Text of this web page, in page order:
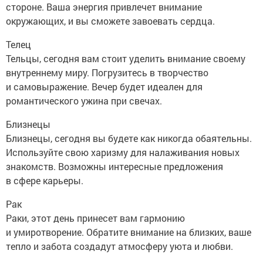
стороне. Ваша энергия привлечет внимание
окружающих, и вы сможете завоевать сердца.
Телец
Тельцы, сегодня вам стоит уделить внимание своему
внутреннему миру. Погрузитесь в творчество
и самовыражение. Вечер будет идеален для
романтического ужина при свечах.
Близнецы
Близнецы, сегодня вы будете как никогда обаятельны.
Используйте свою харизму для налаживания новых
знакомств. Возможны интересные предложения
в сфере карьеры.
Рак
Раки, этот день принесет вам гармонию
и умиротворение. Обратите внимание на близких, ваше
тепло и забота создадут атмосферу уюта и любви.